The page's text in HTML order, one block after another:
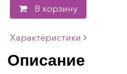
В корзину
Характеристики
Описание